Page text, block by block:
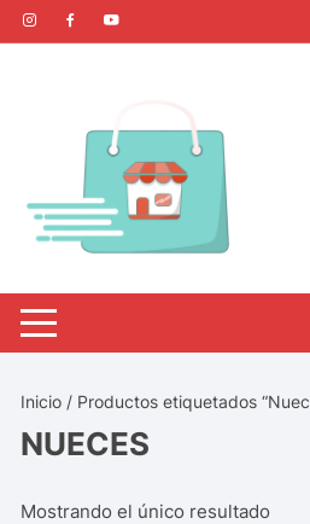
Inicio / Productos etiquetados
NUECES
Mostrando el único resultado